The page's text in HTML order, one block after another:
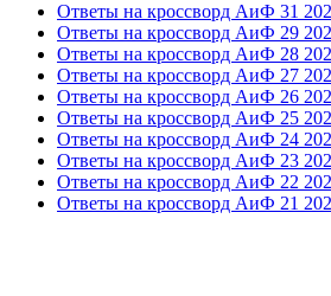
Ответы на кроссворд АиФ 31
Ответы на кроссворд АиФ 29
Ответы на кроссворд АиФ 28
Ответы на кроссворд АиФ 27
Ответы на кроссворд АиФ 26
Ответы на кроссворд АиФ 25
Ответы на кроссворд АиФ 24
Ответы на кроссворд АиФ 23
Ответы на кроссворд АиФ 22
Ответы на кроссворд АиФ 21